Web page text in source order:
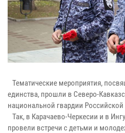
Тематические мероприятия,
единства, прошли в Северо-
национальной гвардии
Так, в Карачаево-Черкесии и в
провели встречи с детьми и